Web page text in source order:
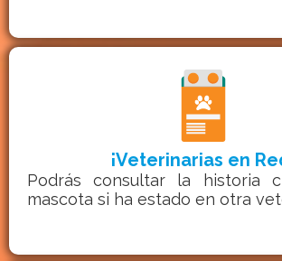
¡Veterinarias en
Podrás consultar la historia
mascota si ha estado en otra